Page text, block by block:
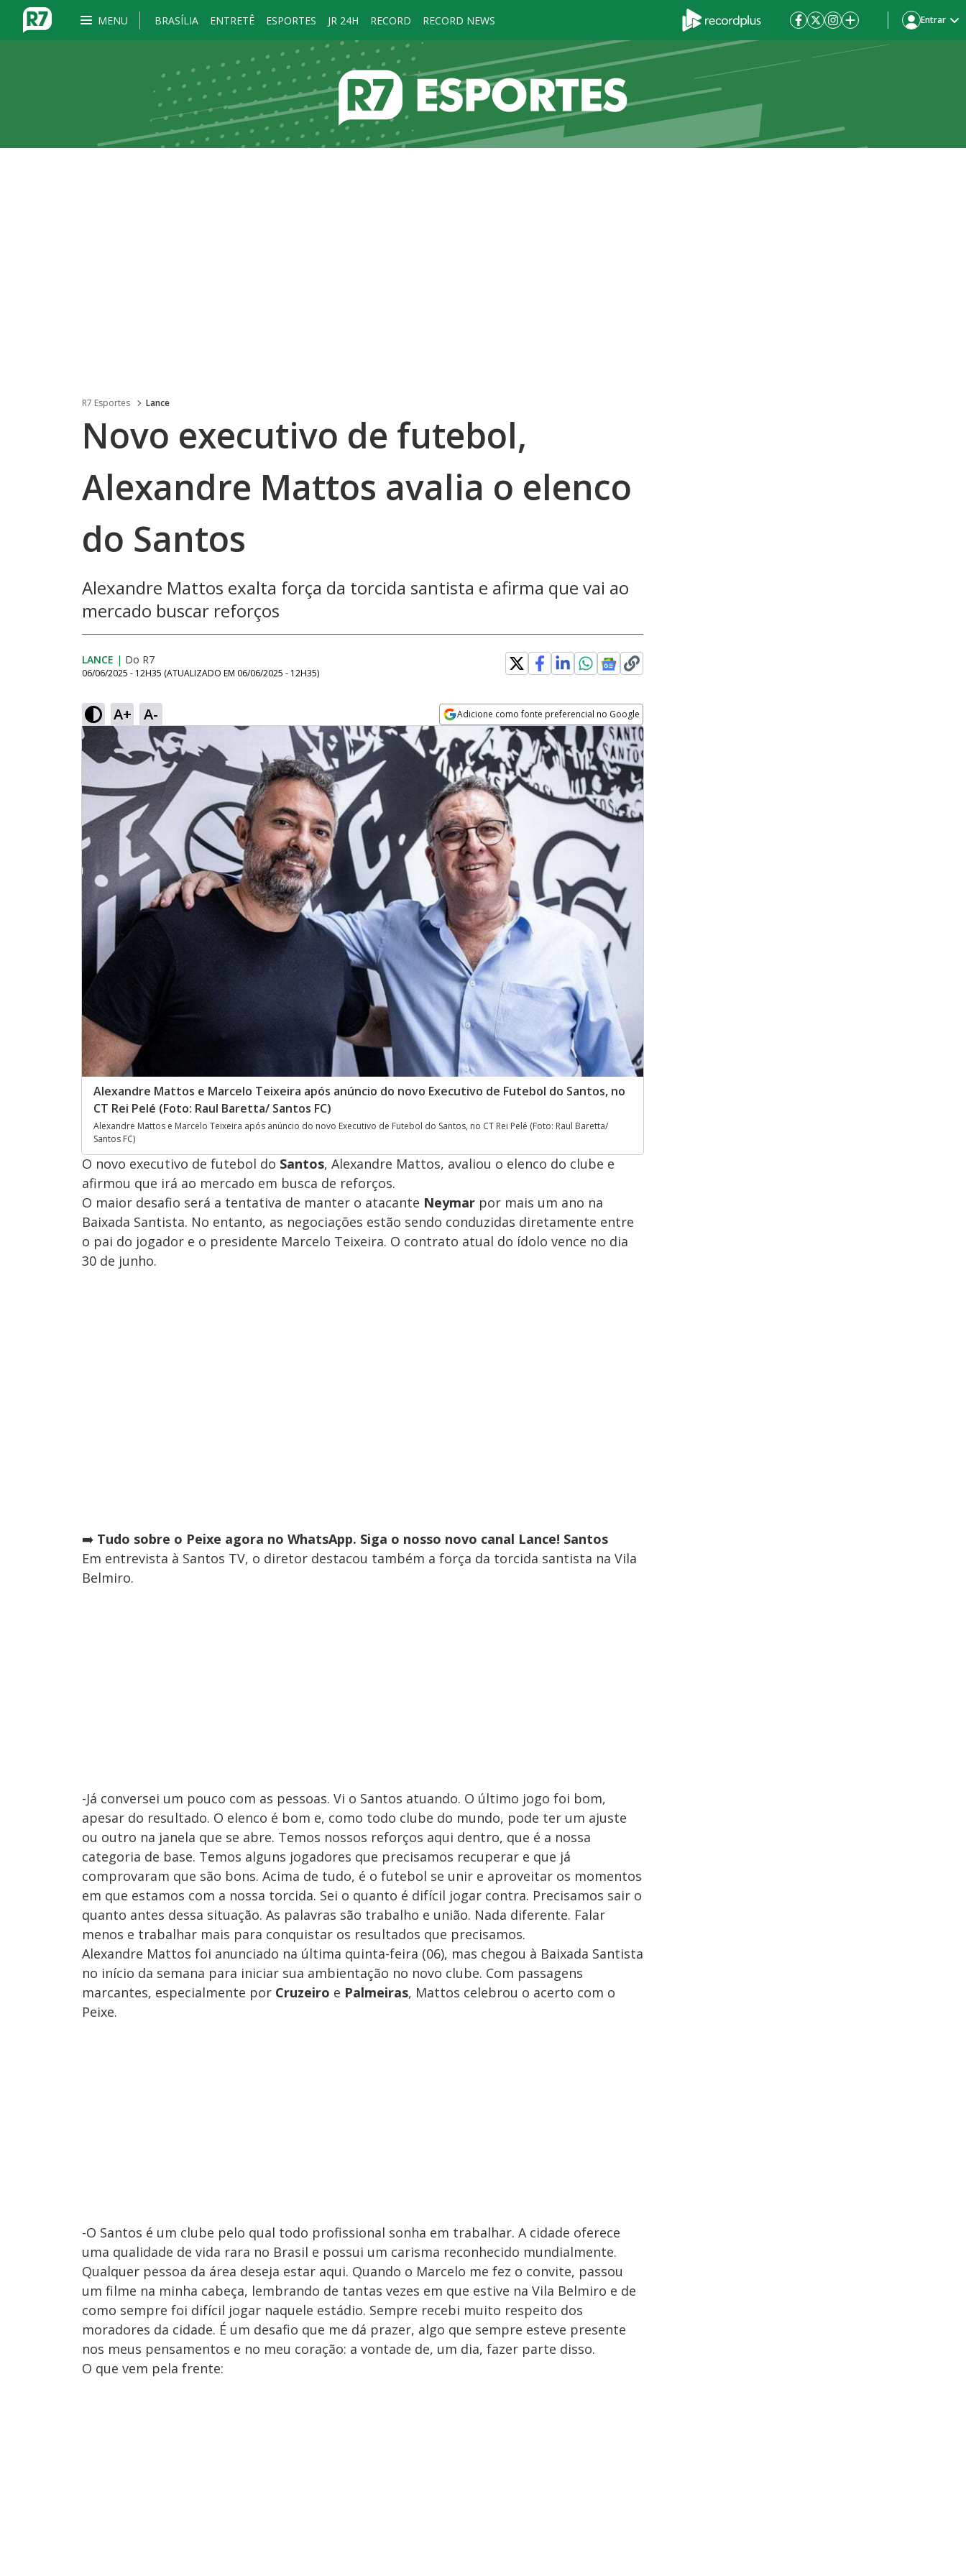
MENU BRASÍLIA ENTRETÊ ESPORTES JR 24H RECORD RECORD NEWS Entrar
R7 Esportes Lance
Novo executivo de futebol,
Alexandre Mattos avalia o elenco
do Santos
Alexandre Mattos exalta força da torcida santista e afirma que vai ao
mercado buscar reforços
LANCE | Do R7
06/06/2025 - 12H35 (ATUALIZADO EM 06/06/2025 - 12H35)
A+ A- Adicione como fonte preferencial no Google
Opens in new window
Alexandre Mattos e Marcelo Teixeira após anúncio do novo Executivo de Futebol do Santos, no
CT Rei Pelé (Foto: Raul Baretta/ Santos FC)
Alexandre Mattos e Marcelo Teixeira após anúncio do novo Executivo de Futebol do Santos, no CT Rei Pelé (Foto: Raul Baretta/
Santos FC)
O novo executivo de futebol do Santos, Alexandre Mattos, avaliou o elenco do clube e
afirmou que irá ao mercado em busca de reforços.
O maior desafio será a tentativa de manter o atacante Neymar por mais um ano na
Baixada Santista. No entanto, as negociações estão sendo conduzidas diretamente entre
o pai do jogador e o presidente Marcelo Teixeira. O contrato atual do ídolo vence no dia
30 de junho.
➡️ Tudo sobre o Peixe agora no WhatsApp. Siga o nosso novo canal Lance! Santos
Em entrevista à Santos TV, o diretor destacou também a força da torcida santista na Vila
Belmiro.
-Já conversei um pouco com as pessoas. Vi o Santos atuando. O último jogo foi bom,
apesar do resultado. O elenco é bom e, como todo clube do mundo, pode ter um ajuste
ou outro na janela que se abre. Temos nossos reforços aqui dentro, que é a nossa
categoria de base. Temos alguns jogadores que precisamos recuperar e que já
comprovaram que são bons. Acima de tudo, é o futebol se unir e aproveitar os momentos
em que estamos com a nossa torcida. Sei o quanto é difícil jogar contra. Precisamos sair o
quanto antes dessa situação. As palavras são trabalho e união. Nada diferente. Falar
menos e trabalhar mais para conquistar os resultados que precisamos.
Alexandre Mattos foi anunciado na última quinta-feira (06), mas chegou à Baixada Santista
no início da semana para iniciar sua ambientação no novo clube. Com passagens
marcantes, especialmente por Cruzeiro e Palmeiras, Mattos celebrou o acerto com o
Peixe.
-O Santos é um clube pelo qual todo profissional sonha em trabalhar. A cidade oferece
uma qualidade de vida rara no Brasil e possui um carisma reconhecido mundialmente.
Qualquer pessoa da área deseja estar aqui. Quando o Marcelo me fez o convite, passou
um filme na minha cabeça, lembrando de tantas vezes em que estive na Vila Belmiro e de
como sempre foi difícil jogar naquele estádio. Sempre recebi muito respeito dos
moradores da cidade. É um desafio que me dá prazer, algo que sempre esteve presente
nos meus pensamentos e no meu coração: a vontade de, um dia, fazer parte disso.
O que vem pela frente: